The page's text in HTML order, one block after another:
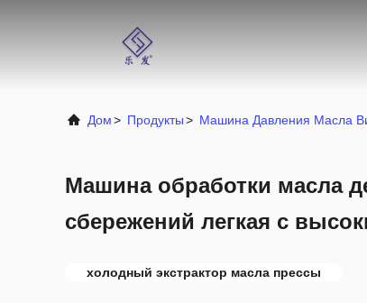
Дом> Продукты> Машина Давления Масла
Машина обработки масла
сбережений легкая с
холодный экстрактор масла прессы